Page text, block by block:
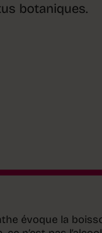
botaniques.
évoque la